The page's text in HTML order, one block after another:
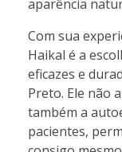
aparência
Com sua
Haikal é a
eficazes e
Preto. Ele não
também a
pacientes,